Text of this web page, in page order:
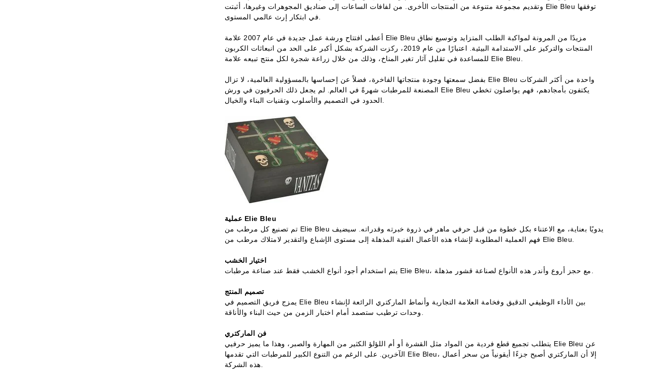
وتقديم مجموعة متنوعة من المنتجات الأخرى. من لفافات الساعات إلى صناديق المجوهرات وغيرها، أثبتت Elie Bleu توفقها
في ابتكار إرث عالمي المستوى.
أعطى افتتاح ورشة عمل جديدة في عام 2007 علامة Elie Bleu مزيدًا من المرونة لمواكبة الطلب المتزايد وتوسيع نطاق
المنتجات والتركيز على الاستدامة البيئية. اعتبارًا من عام 2019، ركزت الشركة بشكل أكبر على الحد من انبعاثات الكربون
للمساعدة في تقليل آثار تغير المناخ، وذلك من خلال زراعة شجرة لكل منتج تبيعه علامة Elie Bleu.
بفضل سمعتها وجودة منتجاتها الفاخرة، فضلاً عن إحساسها بالمسؤولية العالمية، لا تزال Elie Bleu واحدة من أكثر الشركات
المصنعة للمرطبات شهرةً في العالم. لم يجعل ذلك الحرفيون في ورش Elie Bleu يكتفون بأمجادهم، فهم يواصلون تخطي
الحدود في التصميم والأسلوب وتقنيات البناء والخيال.
عملية Elie Bleu
تم تصنيع كل مرطب من Elie Bleu يدويًا بعناية، مع الاعتناء بكل خطوة من قبل حرفي ماهر في ذروة خبرته وقدراته. سيضيف
فهم العملية المطلوبة لإنشاء هذه الأعمال الفنية المذهلة إلى مستوى الإشباع والتقدير لامتلاك مرطب من Elie Bleu.
اختيار الخشب
يتم استخدام أجود أنواع الخشب فقط عند صناعة مرطبات Elie Bleu، مع حجز أروع وأندر هذه الأنواع لصناعة قشور مذهلة.
تصميم المنتج
يمزج فريق التصميم في Elie Bleu بين الأداء الوظيفي الدقيق وفخامة العلامة التجارية وأنماط الماركتري الرائعة لإنشاء
وحدات ترطيب ستصمد أمام اختبار الزمن من حيث البناء والأناقة.
فن الماركتري
يتطلب تجميع قطع فردية من المواد مثل القشرة أو أم اللؤلؤ الكثير من المهارة والصبر، وهذا ما يميز حرفيي Elie Bleu عن
الآخرين. على الرغم من التنوع الكبير للمرطبات التي تقدمها Elie Bleu، إلا أن الماركتري أصبح جزءًا أيقونياً من سحر أعمال
هذه الشركة.